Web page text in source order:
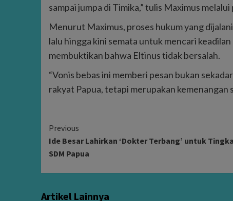
sampai jumpa di Timika,” tulis Maximus
Menurut Maximus, proses hukum yang
lalu hingga kini semata untuk mencari
membuktikan bahwa Eltinus tidak bersalah.
“Vonis bebas ini memberi pesan bukan
rakyat Papua, tetapi merupakan kemenangan
Continue
Reading
Previous
Ide Besar Lahirkan ‘Dokter Terbang’ untuk
SDM Papua
Artikel Lainnya